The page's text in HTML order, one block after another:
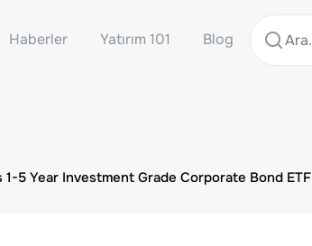
Haberler Yatırım 101 Blog
5 Year Investment Grade Corporate Bond ETF